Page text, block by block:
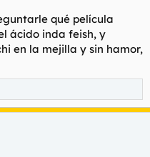
qué película
ácido inda feish, y
en la mejilla y sin hamor,